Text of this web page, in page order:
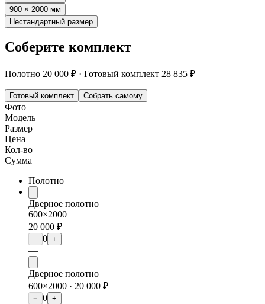
900 × 2000 мм
Нестандартный размер
Соберите комплект
Полотно 20 000 ₽ · Готовый комплект 28 835 ₽
Готовый комплект Собрать самому
Фото
Модель
Размер
Цена
Кол-во
Сумма
Полотно
Дверное полотно
600×2000
20 000 ₽
− 0 +
—
Дверное полотно
600×2000 · 20 000 ₽
− 0 +